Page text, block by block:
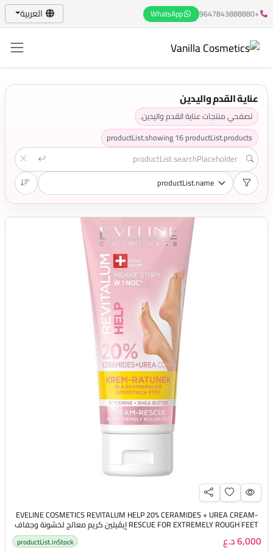
+9647843888880
WhatsApp العربية
عناية القدم واليدين
تصفحي منتجات عناية القدم واليدين.
productList.showing16productList.products
EVELINE COSMETICS REVITALUM HELP 20% CERAMIDES + UREA CREAM-
RESCUE FOR EXTREMELY ROUGH FEET إيڤيلين كريم معالج لخشونة وجفاف
القدمين 6,000 د.ع productList.inStock